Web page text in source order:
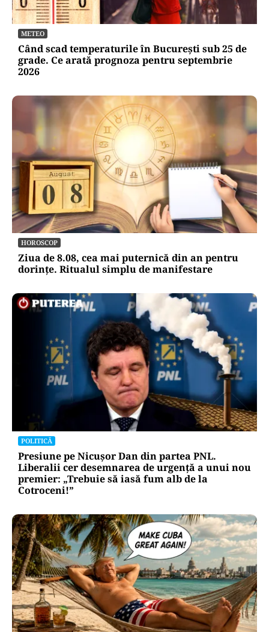
Alertă de securitate. O dronă a intrat din
România în Bulgaria şi a explodat la 100 de
metri de graniţă
METEO
Când scad temperaturile în București sub 25 de
grade. Ce arată prognoza pentru septembrie
2026
HOROSCOP
Ziua de 8.08, cea mai puternică din an pentru
dorințe. Ritualul simplu de manifestare
POLITICĂ